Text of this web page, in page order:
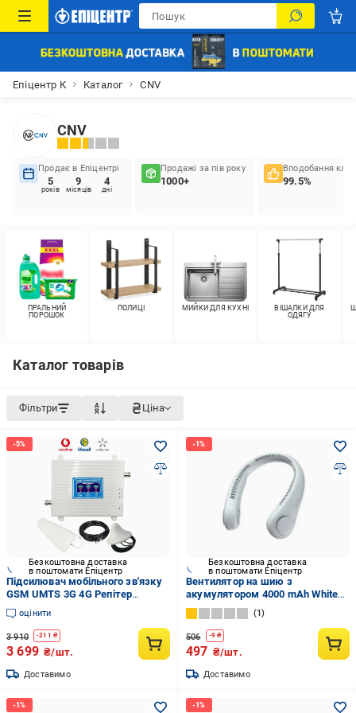
Епіцентр К Каталог CNV
CNV
Продає в Епіцентрі
5
років
9
місяців
4
дні
Продажі за пів року
1000+
Вподобання
99.5%
ПРАЛЬНИЙ
ПОРОШОК
ПОЛИЦІ МИЙКИ ДЛЯ КУХНІ
ВІШАЛКИ ДЛЯ
ОДЯГУ
Каталог товарів
Фільтри Ціна
Безкоштовна доставка
в поштомати Епіцентр
Підсилювач мобільного зв'язку
GSM UMTS 3G 4G Репітер
Підсилювач мобільного
інтернету LTE 900 1800 2100 МГц
комплект трьохдіапазонний
(22222111)
оцінити
3 910 -211 ₴
3 699 ₴/шт.
Доставимо
Безкоштовна доставка
в поштомати Епіцентр
Вентилятор на шию з
акумулятором 4000 mAh White
(26451065)
1
506 -9₴
497 ₴/шт.
Доставимо